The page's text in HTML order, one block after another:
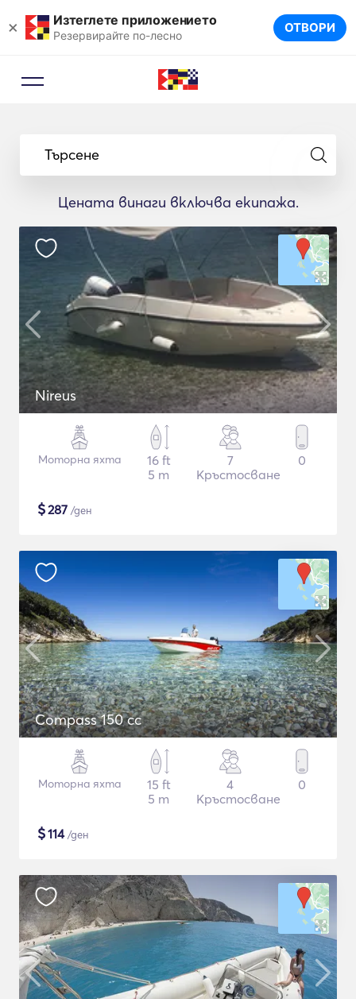
× Изтеглете приложението
Резервирайте по-лесно ОТВОРИ
Търсене
Цената винаги включва екипажа.
Nireus
Моторна яхта
16 ft
5 m
7
Кръстосване
0
$287 /ден
Compass 150 cc
Моторна яхта
15 ft
5 m
4
Кръстосване
0
$114/ден